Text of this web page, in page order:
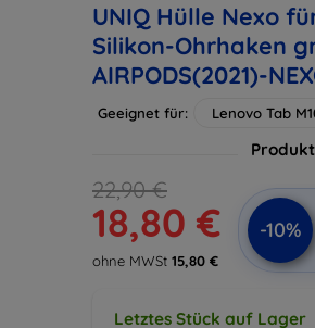
UNIQ Hülle Nexo
Silikon-Ohrhaken
AIRPODS(2021)-
Geeignet für: Lenovo Tab
22,90 €
18,80 €
ohne MWSt 15,80 €
-10%
Letztes Stück auf Lager